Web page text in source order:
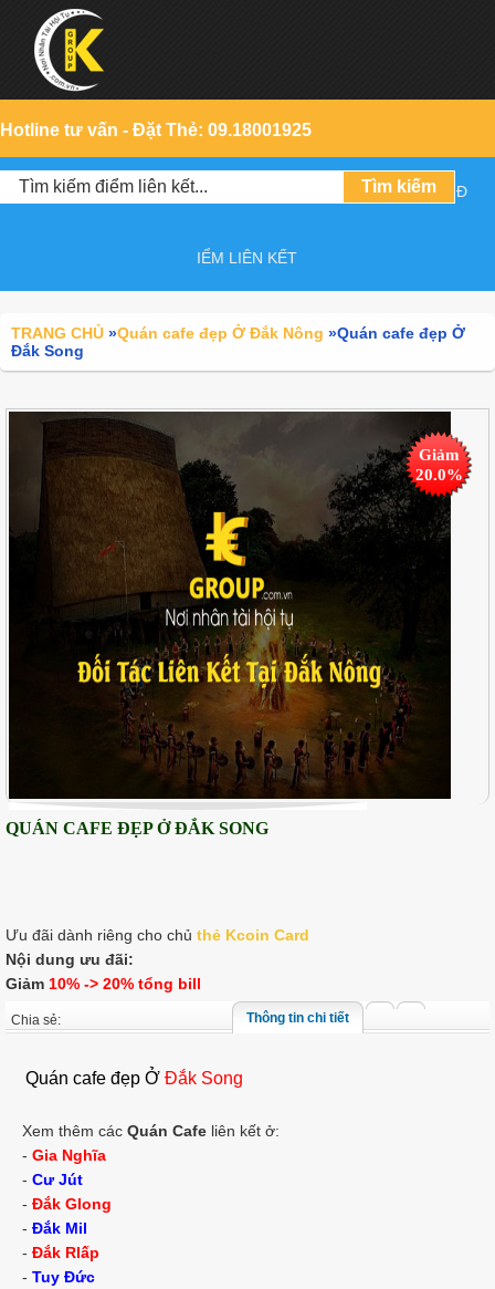
Hotline tư vấn - Đặt Thẻ: 09.18001925
Đ
IỂM LIÊN KẾT
TRANG CHỦ »Quán cafe đẹp Ở Đắk Nông »Quán cafe đẹp Ở
Đắk Song
QUÁN CAFE ĐẸP Ở ĐẮK SONG
Ưu đãi dành riêng cho chủ thẻ Kcoin Card
Nội dung ưu đãi:
Giảm 10% -> 20% tổng bill
Giảm
20.0%
Thông tin chi tiết
Quán cafe đẹp Ở Đắk Song
Xem thêm các Quán Cafe liên kết ở:
- Gia Nghĩa
- Cư Jút
- Đắk Glong
- Đắk Mil
- Đắk Rlấp
- Tuy Đức
Chia sẻ: